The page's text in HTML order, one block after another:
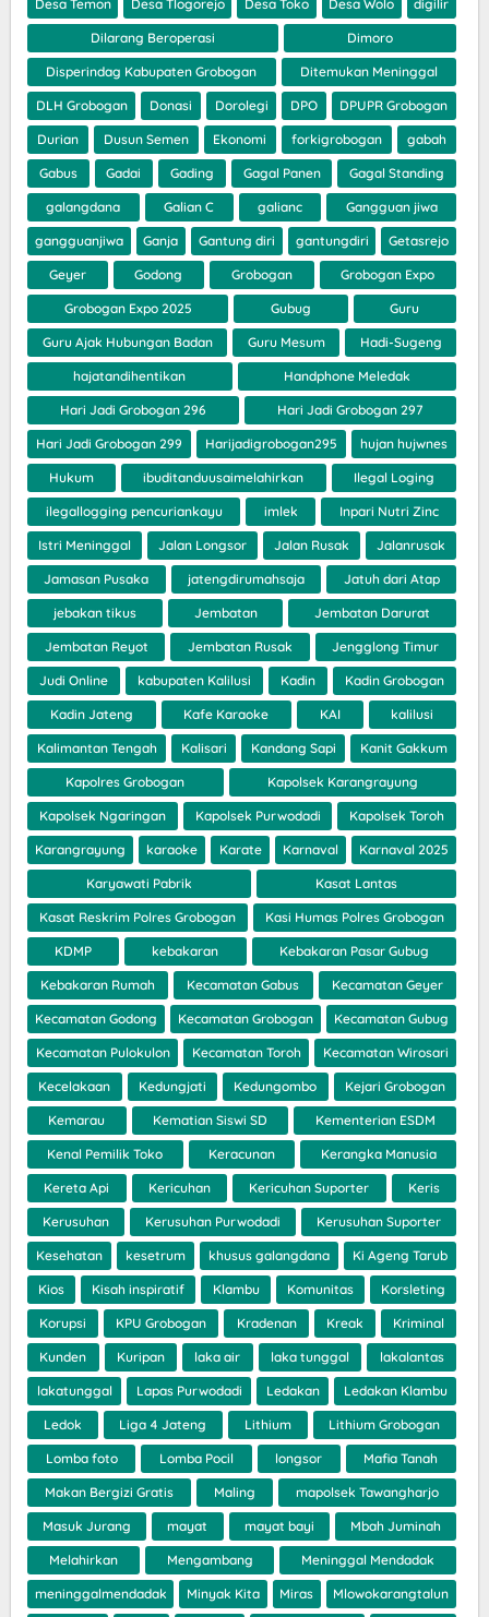
Desa Temon Desa Tlogorejo Desa Toko Desa Wolo digilir
Dilarang Beroperasi Dimoro
Disperindag Kabupaten Grobogan Ditemukan Meninggal
DLH Grobogan Donasi Dorolegi DPO DPUPR Grobogan
Durian Dusun Semen Ekonomi forkigrobogan gabah
Gabus Gadai Gading Gagal Panen Gagal Standing
galangdana Galian C galianc Gangguan jiwa
gangguanjiwa Ganja Gantung diri gantungdiri Getasrejo
Geyer Godong Grobogan Grobogan Expo
Grobogan Expo 2025 Gubug Guru
Guru Ajak Hubungan Badan Guru Mesum Hadi-Sugeng
hajatandihentikan Handphone Meledak
Hari Jadi Grobogan 296 Hari Jadi Grobogan 297
Hari Jadi Grobogan 299 Harijadigrobogan295 hujan hujwnes
Hukum ibuditanduusaimelahirkan Ilegal Loging
ilegallogging pencuriankayu imlek Inpari Nutri Zinc
Istri Meninggal Jalan Longsor Jalan Rusak Jalanrusak
Jamasan Pusaka jatengdirumahsaja Jatuh dari Atap
jebakan tikus Jembatan Jembatan Darurat
Jembatan Reyot Jembatan Rusak Jengglong Timur
Judi Online kabupaten Kalilusi Kadin Kadin Grobogan
Kadin Jateng Kafe Karaoke KAI kalilusi
Kalimantan Tengah Kalisari Kandang Sapi Kanit Gakkum
Kapolres Grobogan Kapolsek Karangrayung
Kapolsek Ngaringan Kapolsek Purwodadi Kapolsek Toroh
Karangrayung karaoke Karate Karnaval Karnaval 2025
Karyawati Pabrik Kasat Lantas
Kasat Reskrim Polres Grobogan Kasi Humas Polres Grobogan
KDMP kebakaran Kebakaran Pasar Gubug
Kebakaran Rumah Kecamatan Gabus Kecamatan Geyer
Kecamatan Godong Kecamatan Grobogan Kecamatan Gubug
Kecamatan Pulokulon Kecamatan Toroh Kecamatan Wirosari
Kecelakaan Kedungjati Kedungombo Kejari Grobogan
Kemarau Kematian Siswi SD Kementerian ESDM
Kenal Pemilik Toko Keracunan Kerangka Manusia
Kereta Api Kericuhan Kericuhan Suporter Keris
Kerusuhan Kerusuhan Purwodadi Kerusuhan Suporter
Kesehatan kesetrum khusus galangdana Ki Ageng Tarub
Kios Kisah inspiratif Klambu Komunitas Korsleting
Korupsi KPU Grobogan Kradenan Kreak Kriminal
Kunden Kuripan laka air laka tunggal lakalantas
lakatunggal Lapas Purwodadi Ledakan Ledakan Klambu
Ledok Liga 4 Jateng Lithium Lithium Grobogan
Lomba foto Lomba Pocil longsor Mafia Tanah
Makan Bergizi Gratis Maling mapolsek Tawangharjo
Masuk Jurang mayat mayat bayi Mbah Juminah
Melahirkan Mengambang Meninggal Mendadak
meninggalmendadak Minyak Kita Miras Mlowokarangtalun